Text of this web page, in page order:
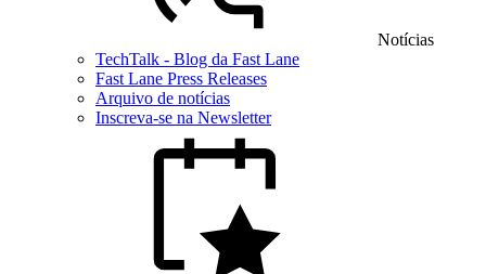
Notícias
TechTalk - Blog da Fast Lane
Fast Lane Press Releases
Arquivo de notícias
Inscreva-se na Newsletter